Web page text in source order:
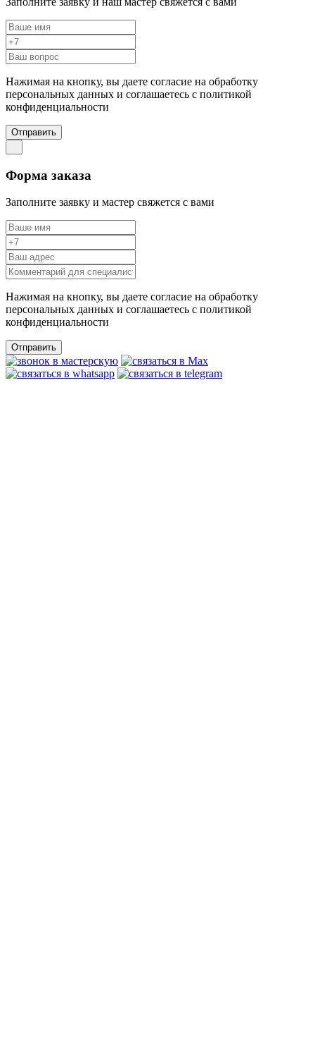
Нажимая на кнопку, вы даете согласие на обработку
персональных данных и соглашаетесь c политикой
конфиденциальности
Отправить
Форма заказа
Заполните заявку и мастер свяжется с вами
Нажимая на кнопку, вы даете согласие на обработку
персональных данных и соглашаетесь c политикой
конфиденциальности
Отправить